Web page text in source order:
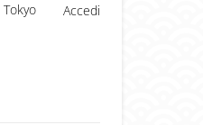
Accedi
Tokyo